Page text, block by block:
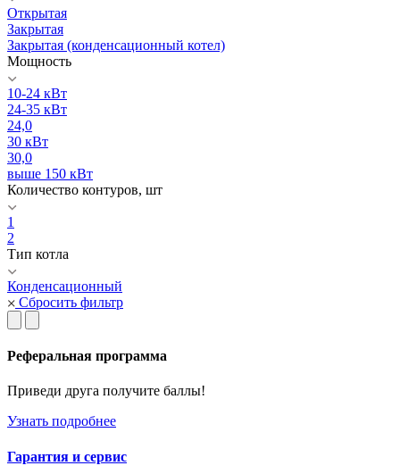
Открытая
Закрытая
Закрытая (конденсационный котел)
Мощность
10-24 кВт
24-35 кВт
24,0
30 кВт
30,0
выше 150 кВт
Количество контуров, шт
1
2
Тип котла
Конденсационный
Сбросить фильтр
Реферальная программа
Приведи друга получите баллы!
Узнать подробнее
Гарантия и сервис